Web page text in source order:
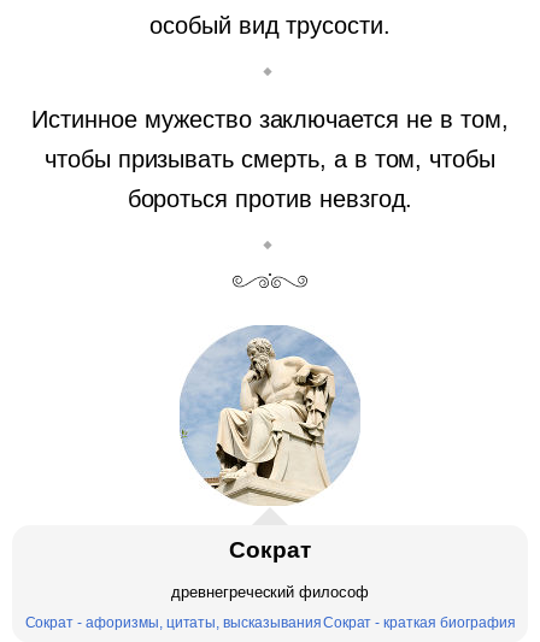
особый вид трусости.
Истинное мужество заключается не в том,
чтобы призывать смерть, а в том, чтобы
бороться против невзгод.
Сократ
древнегреческий философ
Сократ - афоризмы, цитаты, высказыванияСократ - краткая биография